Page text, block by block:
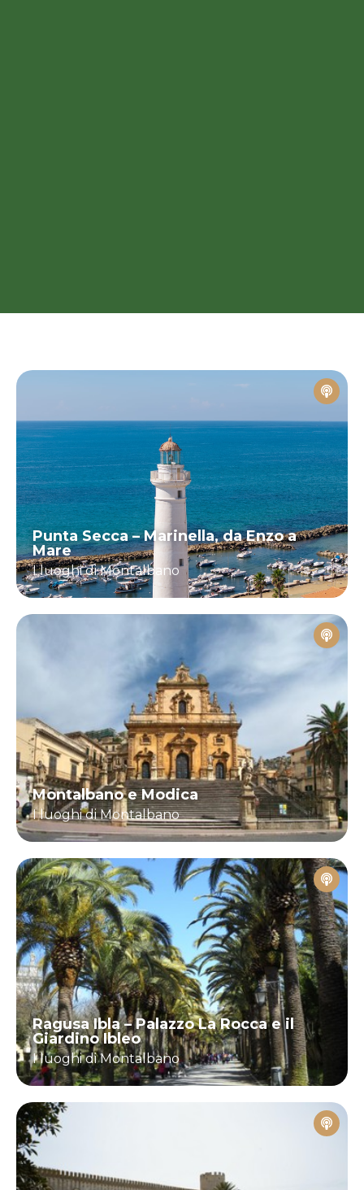
Punta Secca – Marinella, da Enzo a
Mare
I luoghi di Montalbano
Montalbano e Modica
I luoghi di Montalbano
Ragusa Ibla – Palazzo La Rocca e il
Giardino Ibleo
I luoghi di Montalbano